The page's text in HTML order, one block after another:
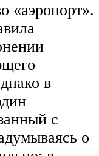
«аэропорт».
в
с
о